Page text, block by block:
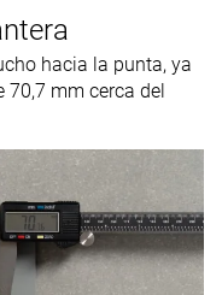
hacia la punta, ya
mm cerca del